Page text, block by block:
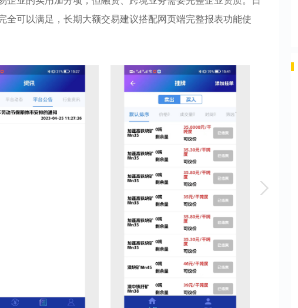
可以满足，长期大额交易建议搭配网页端完整报表功能使